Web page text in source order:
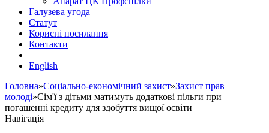
Галузева угода
Статут
Корисні посилання
Контакти
English
Головна»Соціально-економічний захист»Захист прав
молоді»Сім'ї з дітьми матимуть додаткові пільги при
погашенні кредиту для здобуття вищої освіти
Навігація